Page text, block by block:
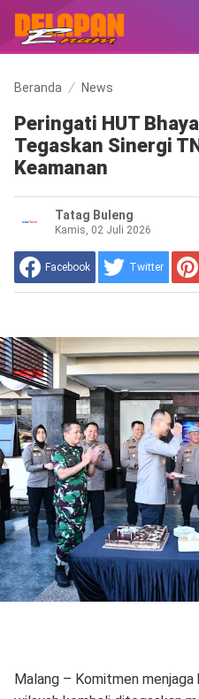
Beranda News
Peringati HUT
Tegaskan Sinergi
Keamanan
Tatag Buleng
Kamis, 02 Juli 2026
Facebook Twitter
Malang – Komitmen